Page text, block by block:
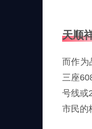
天顺
而作为
三座
号线或
市民的